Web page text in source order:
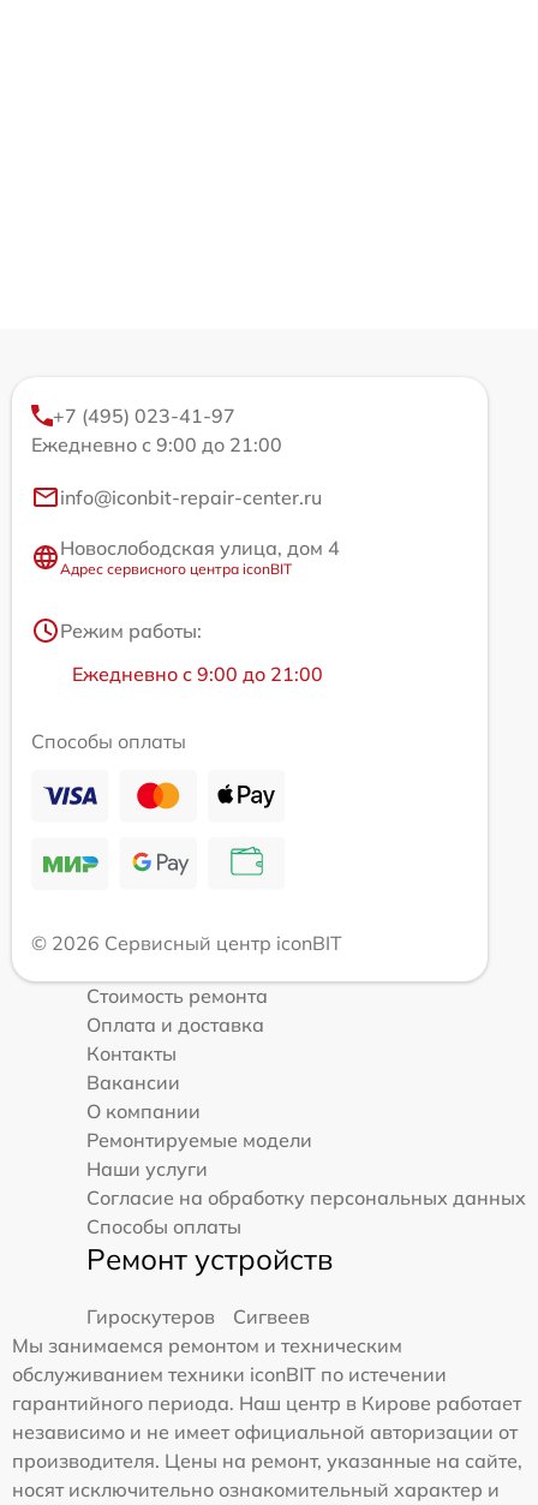
+7 (495) 023-41-97
Ежедневно с 9:00 до 21:00
info@iconbit-repair-center.ru
Новослободская улица, дом 4
Адрес сервисного центра iconBIT
Режим работы:
Ежедневно с 9:00 до 21:00
Способы оплаты
© 2026 Сервисный центр iconBIT
Стоимость ремонта
Оплата и доставка
Контакты
Вакансии
О компании
Ремонтируемые модели
Наши услуги
Согласие на обработку персональных данных
Способы оплаты
Ремонт устройств
Гироскутеров
Сигвеев
Мы занимаемся ремонтом и техническим
обслуживанием техники iconBIT по истечении
гарантийного периода. Наш центр в Кирове работает
независимо и не имеет официальной авторизации от
производителя. Цены на ремонт, указанные на сайте,
носят исключительно ознакомительный характер и